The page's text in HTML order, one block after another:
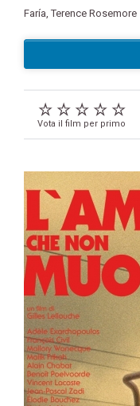
Faría ,Terence Rosemore
Vota il film per primo